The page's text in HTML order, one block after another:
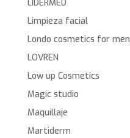
LIDERMED
Limpieza facial
Londo cosmetics for men
LOVREN
Low up Cosmetics
Magic studio
Maquillaje
Martiderm